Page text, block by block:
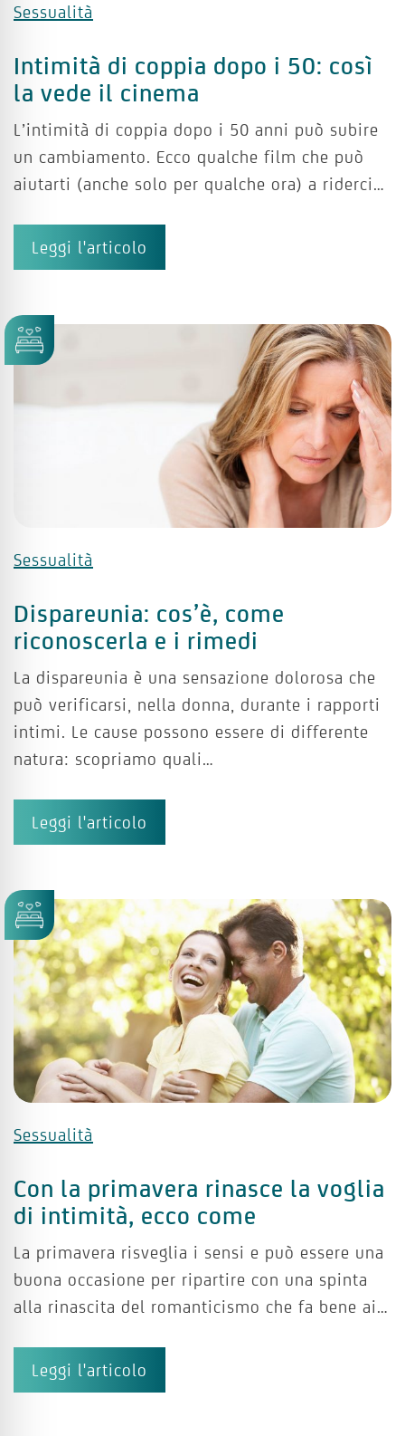
Sessualità
Intimità di coppia dopo i 50: così
la vede il cinema
L’intimità di coppia dopo i 50 anni può subire
un cambiamento. Ecco qualche film che può
aiutarti (anche solo per qualche ora) a riderci…
Leggi l'articolo
Sessualità
Dispareunia: cos’è, come
riconoscerla e i rimedi
La dispareunia è una sensazione dolorosa che
può verificarsi, nella donna, durante i rapporti
intimi. Le cause possono essere di differente
natura: scopriamo quali…
Leggi l'articolo
Sessualità
Con la primavera rinasce la voglia
di intimità, ecco come
La primavera risveglia i sensi e può essere una
buona occasione per ripartire con una spinta
alla rinascita del romanticismo che fa bene ai…
Leggi l'articolo